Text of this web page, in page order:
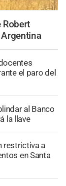
Robert
el paro del
al Banco
la llave
restrictiva a
en Santa